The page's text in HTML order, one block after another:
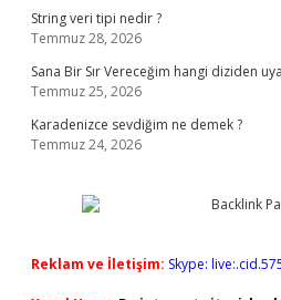
String veri tipi nedir ?
Temmuz 28, 2026
Sana Bir Sır Vereceğim hangi diziden
Temmuz 25, 2026
Karadenizce sevdiğim ne demek ?
Temmuz 24, 2026
Reklam ve İletişim: Skype: